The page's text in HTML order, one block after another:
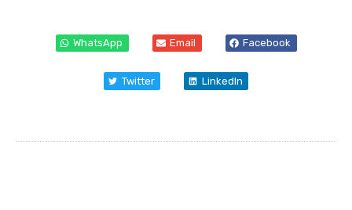
WhatsApp Email Facebook
Twitter LinkedIn